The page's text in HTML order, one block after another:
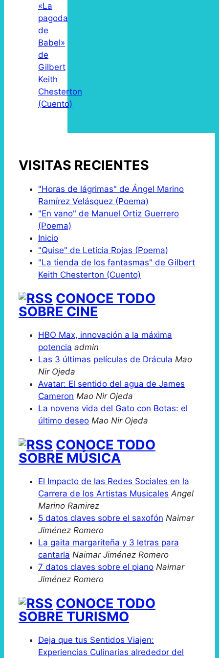
«La
pagoda
de
Babel»
de
Gilbert
Keith
Chesterton
(Cuento)
VISITAS RECIENTES
"Horas de lágrimas" de Ángel Marino
Ramírez Velásquez (Poema)
"En vano" de Manuel Ortiz Guerrero
(Poema)
Inicio
"Quise" de Leticia Rojas (Poema)
"La tienda de los fantasmas" de Gilbert
Keith Chesterton (Cuento)
CONOCE TODO
SOBRE CINE
HBO Max, innovación a la máxima
potencia admin
Las 3 últimas películas de Drácula Mao
Nir Ojeda
Avatar: El sentido del agua de James
Cameron Mao Nir Ojeda
La novena vida del Gato con Botas: el
último deseo Mao Nir Ojeda
CONOCE TODO
SOBRE MÚSICA
El Impacto de las Redes Sociales en la
Carrera de los Artistas Musicales Angel
Marino Ramirez
5 datos claves sobre el saxofón Naimar
Jiménez Romero
La gaita margariteña y 3 letras para
cantarla Naimar Jiménez Romero
7 datos claves sobre el piano Naimar
Jiménez Romero
CONOCE TODO
SOBRE TURISMO
Deja que tus Sentidos Viajen:
Experiencias Culinarias alrededor del